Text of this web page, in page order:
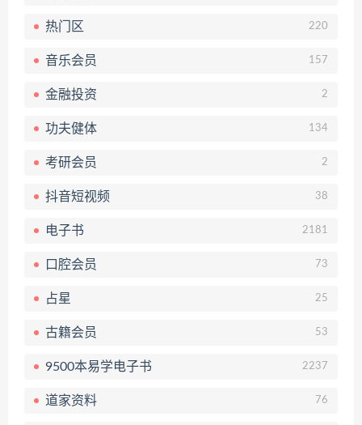
热门区 220
音乐会员 157
金融投资 2
功夫健体 134
考研会员 2
抖音短视频 38
电子书 2181
口腔会员 73
占星 25
古籍会员 53
9500本易学电子书 2237
道家资料 76